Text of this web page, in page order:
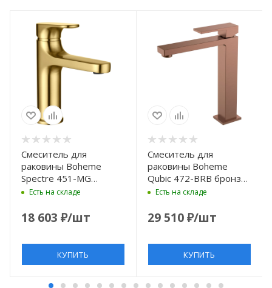
Смеситель для
раковины Boheme
Spectre 451-MG
золотой матовый
Есть на складе
18 603 ₽/шт
КУПИТЬ
Смеситель для
раковины Boheme
Qubic 472-BRB бронза
матовая
Есть на складе
29 510₽/шт
КУПИТЬ